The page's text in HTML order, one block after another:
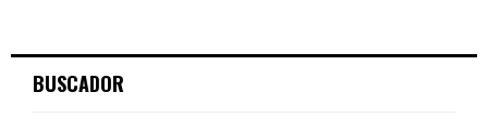
BUSCADOR